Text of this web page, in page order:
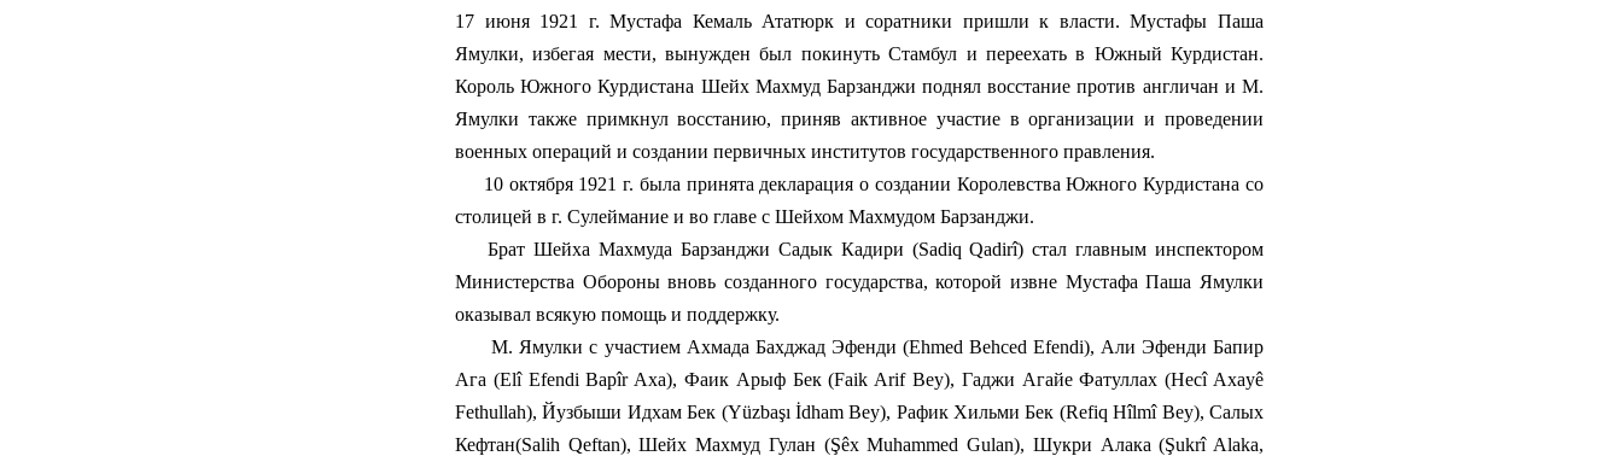
17 июня 1921 г. Мустафа Кемаль Ататюрк и соратники пришли к власти. Мустафы Паша
Ямулки, избегая мести, вынужден был покинуть Стамбул и переехать в Южный Курдистан.
Король Южного Курдистана Шейх Махмуд Барзанджи поднял восстание против англичан и М.
Ямулки также примкнул восстанию, приняв активное участие в организации и проведении
военных операций и создании первичных институтов государственного правления.
10 октября 1921 г. была принята декларация о создании Королевства Южного Курдистана со
столицей в г. Сулеймание и во главе с Шейхом Махмудом Барзанджи.
Брат Шейха Махмуда Барзанджи Садык Кадири (Sadiq Qadirî) стал главным инспектором
Министерства Обороны вновь созданного государства, которой извне Мустафа Паша Ямулки
оказывал всякую помощь и поддержку.
М. Ямулки с участием Ахмада Бахджад Эфенди (Ehmed Behced Efendi), Али Эфенди Бапир
Ага (Elî Efendi Bapîr Axa), Фаик Арыф Бек (Faik Arif Bey), Гаджи Агайе Фатуллах (Hecî Axayê
Fethullah), Йузбыши Идхам Бек (Yüzbaşı İdham Bey), Рафик Хильми Бек (Refiq Hîlmî Bey), Салых
Кефтан(Salih Qeftan), Шейх Махмуд Гулан (Şêx Muhammed Gulan), Шукри Алака (Şukrî Alaka,